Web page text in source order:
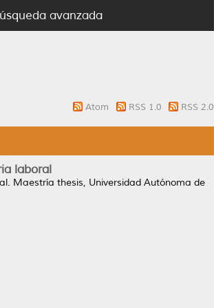
avanzada
Atom RSS 1.0 RSS 2.0
laboral
Maestría thesis, Universidad Autónoma de